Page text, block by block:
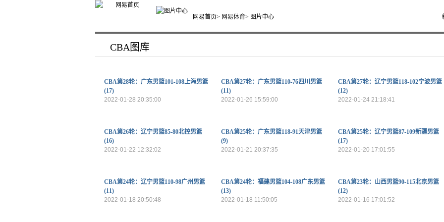
网易首页> 网易体育> 图片中心
CBA图库
CBA第28轮：广东男篮101-108上海男篮
(17)
2022-01-28 20:35:00
CBA第27轮：广东男篮110-76四川男篮
(11)
2022-01-26 15:59:00
CBA第27轮：辽宁男篮118-102宁波男篮
(12)
2022-01-24 21:18:41
CBA第26轮：辽宁男篮85-80北控男篮
(16)
2022-01-22 12:32:02
CBA第25轮：广东男篮118-91天津男篮
(9)
2022-01-21 20:37:35
CBA第25轮：辽宁男篮87-109新疆男篮
(17)
2022-01-20 17:01:55
CBA第24轮：辽宁男篮110-98广州男篮
(11)
2022-01-18 20:50:48
CBA第24轮：福建男篮104-108广东男篮
(13)
2022-01-18 11:50:05
CBA第23轮：山西男篮90-115北京男篮
(12)
2022-01-16 17:01:52